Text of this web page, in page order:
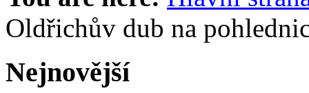
Oldřichův dub na
Nejnovější